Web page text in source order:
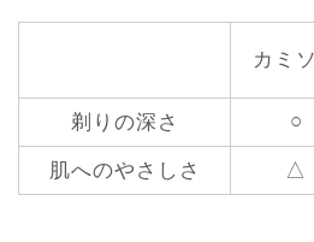
カミ
剃りの深さ ○
肌へのやさしさ △